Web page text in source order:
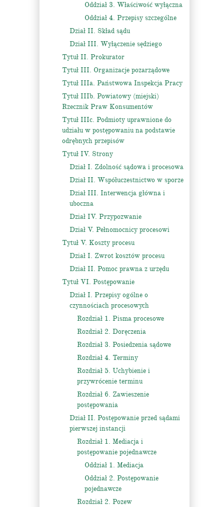
Oddział 3. Właściwość wyłączna
Oddział 4. Przepisy szczególne
Dział II. Skład sądu
Dział III. Wyłączenie sędziego
Tytuł II. Prokurator
Tytuł III. Organizacje pozarządowe
Tytuł IIIa. Państwowa Inspekcja Pracy
Tytuł IIIb. Powiatowy (miejski)
Rzecznik Praw Konsumentów
Tytuł IIIc. Podmioty uprawnione do
udziału w postępowaniu na podstawie
odrębnych przepisów
Tytuł IV. Strony
Dział I. Zdolność sądowa i procesowa
Dział II. Współuczestnictwo w sporze
Dział III. Interwencja główna i
uboczna
Dział IV. Przypozwanie
Dział V. Pełnomocnicy procesowi
Tytuł V. Koszty procesu
Dział I. Zwrot kosztów procesu
Dział II. Pomoc prawna z urzędu
Tytuł VI. Postępowanie
Dział I. Przepisy ogólne o
czynnościach procesowych
Rozdział 1. Pisma procesowe
Rozdział 2. Doręczenia
Rozdział 3. Posiedzenia sądowe
Rozdział 4. Terminy
Rozdział 5. Uchybienie i
przywrócenie terminu
Rozdział 6. Zawieszenie
postępowania
Dział II. Postępowanie przed sądami
pierwszej instancji
Rozdział 1. Mediacja i
postępowanie pojednawcze
Oddział 1. Mediacja
Oddział 2. Postępowanie
pojednawcze
Rozdział 2. Pozew